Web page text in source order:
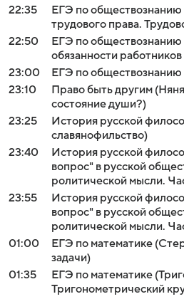
22:35
ЕГЭ по
трудового права.
22:50
ЕГЭ по обществознанию
обязанности
23:00
ЕГЭ по
23:10
Право быть другим
состояние души?)
23:25
История русской
славянофильство)
23:40
История русской
вопрос" в русской
ролитической мысли.
23:55
История русской
вопрос" в русской
ролитической мысли.
01:00
ЕГЭ по математике
задачи)
01:35
ЕГЭ по математике
Тригонометрический